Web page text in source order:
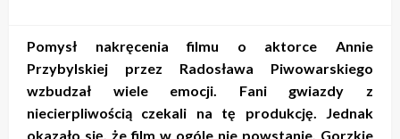
Pomysł nakręcenia filmu o aktorce Annie
Przybylskiej przez Radosława Piwowarskiego
wzbudzał wiele emocji. Fani gwiazdy z
niecierpliwością czekali na tę produkcję. Jednak
okazało się, że film w ogóle nie powstanie. Gorzkie